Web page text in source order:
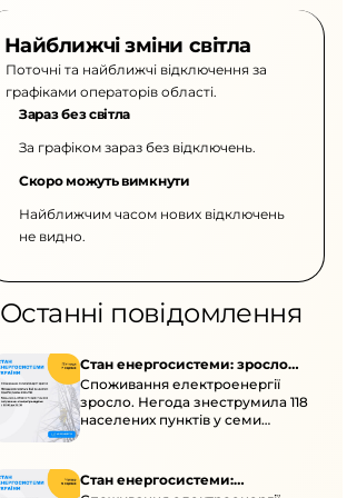
Найближчі зміни світла
Поточні та найближчі відключення за
графіками операторів області.
Зараз без світла
За графіком зараз без відключень.
Скоро можуть вимкнути
Найближчим часом нових відключень
не видно.
Останні повідомлення
Стан енергосистеми: зросло
споживання через негоду
Споживання електроенергії
зросло. Негода знеструмила 118
населених пунктів у семи
областях. Обмежте
електроприладами 10:00–23:00.
Стан енергосистеми: